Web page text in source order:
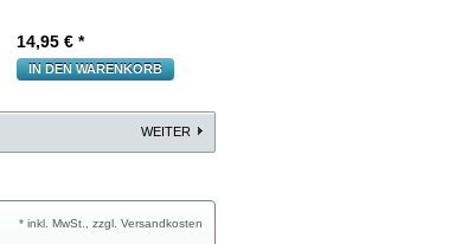
14,95 € *
IN DEN WARENKORB
WEITER
* inkl. MwSt., zzgl. Versandkosten